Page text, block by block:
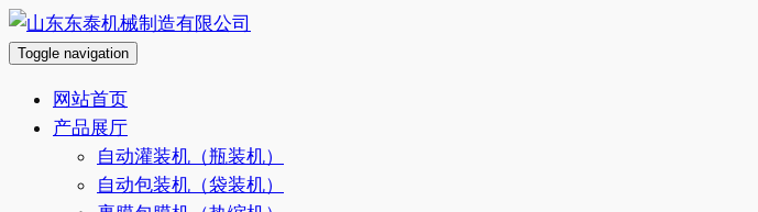
Toggle navigation
网站首页
产品展厅
自动灌装机（瓶装机）
自动包装机（袋装机）